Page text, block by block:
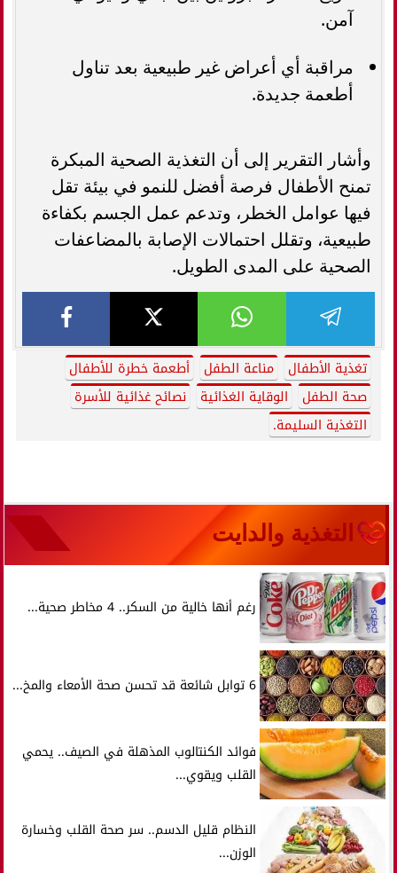
آمن.
مراقبة أي أعراض غير طبيعية بعد تناول
أطعمة جديدة.
وأشار التقرير إلى أن التغذية الصحية المبكرة
تمنح الأطفال فرصة أفضل للنمو في بيئة تقل
فيها عوامل الخطر، وتدعم عمل الجسم بكفاءة
طبيعية، وتقلل احتمالات الإصابة بالمضاعفات
الصحية على المدى الطويل.
تغذية الأطفال مناعة الطفل
أطعمة خطرة للأطفال
صحة الطفل
الوقاية الغذائية
نصائح غذائية للأسرة
التغذية السليمة.
التغذية والدايت
رغم أنها خالية من السكر.. 4 مخاطر صحية...
6 توابل شائعة قد تحسن صحة الأمعاء والمخ...
فوائد الكنتالوب المذهلة في الصيف.. يحمي
القلب ويقوي...
النظام قليل الدسم.. سر صحة القلب وخسارة
الوزن...